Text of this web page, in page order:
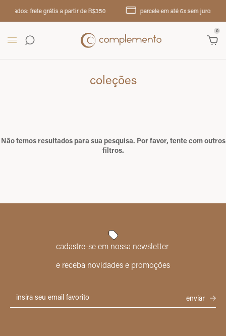
frete grátis a partir de R$350 parcele em até 6x sem juros
0
coleções
Não temos resultados para sua pesquisa. Por favor, tente com outros
filtros.
cadastre-se em nossa newsletter
e receba novidades e promoções